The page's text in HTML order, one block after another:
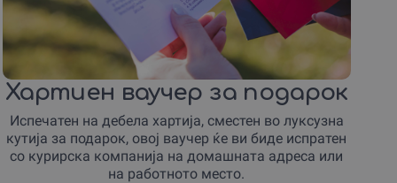
Хартиен ваучер за подарок
Испечатен на дебела хартија, сместен во луксузна
кутија за подарок, овој ваучер ќе ви биде испратен
со курирска компанија на домашната адреса или
на работното место.